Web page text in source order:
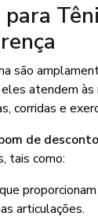
para
são
atendem
corridas e
de
tais como:
articulações.